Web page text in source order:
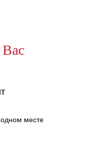
одном месте